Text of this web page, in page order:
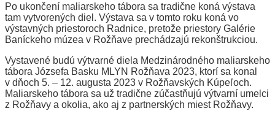
Po ukončení maliarskeho tábora sa tradične koná výstava
tam vytvorených diel. Výstava sa v tomto roku koná vo
výstavných priestoroch Radnice, pretože priestory Galérie
Baníckeho múzea v Rožňave prechádzajú rekonštrukciou.
Vystavené budú výtvarné diela Medzinárodného maliarskeho
tábora Józsefa Basku MLYN Rožňava 2023, ktorí sa konal
v dňoch 5. – 12. augusta 2023 v Rožňavských Kúpeľoch.
Maliarskeho tábora sa už tradične zúčastňujú výtvarní umelci
z Rožňavy a okolia, ako aj z partnerských miest Rožňavy.